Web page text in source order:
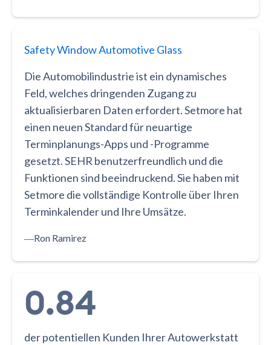
Safety Window Automotive Glass
Die Automobilindustrie ist ein dynamisches
Feld, welches dringenden Zugang zu
aktualisierbaren Daten erfordert. Setmore hat
einen neuen Standard für neuartige
Terminplanungs-Apps und -Programme
gesetzt. SEHR benutzerfreundlich und die
Funktionen sind beeindruckend. Sie haben mit
Setmore die vollständige Kontrolle über Ihren
Terminkalender und Ihre Umsätze.
―Ron Ramirez
0.84
der potentiellen Kunden Ihrer Autowerkstatt